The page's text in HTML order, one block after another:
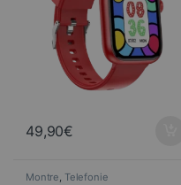
49,90€
Montre Telefonie